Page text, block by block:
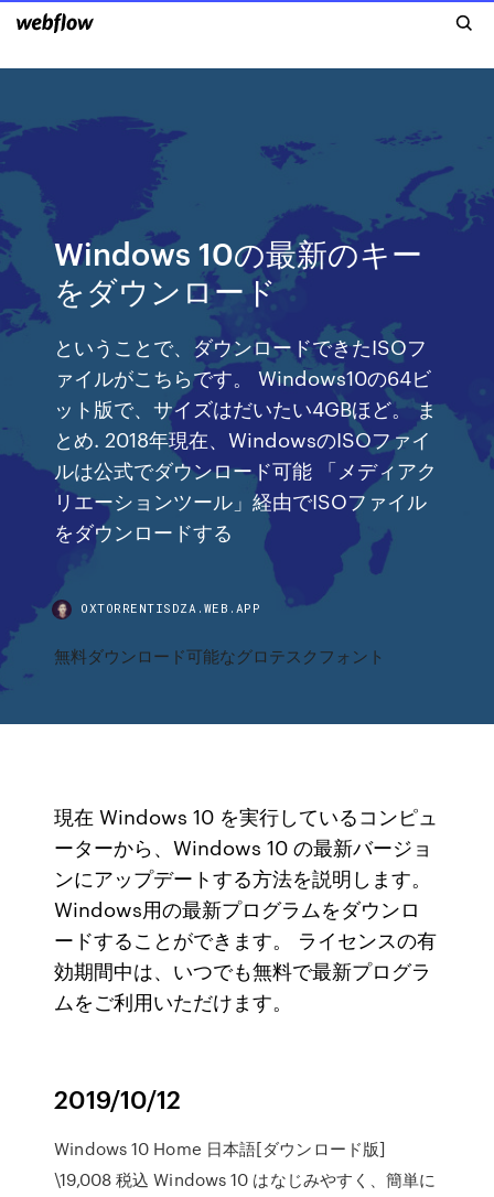
Windows 10の最新のキー
をダウンロード
ということで、ダウンロードできたISOフ
ァイルがこちらです。 Windows10の64ビ
ット版で、サイズはだいたい4GBほど。 ま
とめ. 2018年現在、WindowsのISOファイ
ルは公式でダウンロード可能 「メディアク
リエーションツール」経由でISOファイル
をダウンロードする
OXTORRENTISDZA.WEB.APP
無料ダウンロード可能なグロテスクフォント
現在 Windows 10 を実行しているコンピュ
ーターから、Windows 10 の最新バージョ
ンにアップデートする方法を説明します。
Windows用の最新プログラムをダウンロ
ードすることができます。 ライセンスの有
効期間中は、いつでも無料で最新プログラ
ムをご利用いただけます。
2019/10/12
Windows 10 Home 日本語[ダウンロード版]
\19,008 税込 Windows 10 はなじみやすく、簡単に